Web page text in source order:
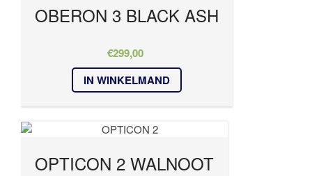
OBERON 3 BLACK ASH
€299,00
IN WINKELMAND
OPTICON 2 WALNOOT